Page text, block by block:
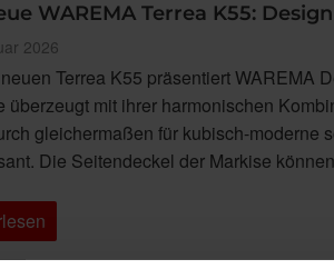
WAREMA Terrea K55:
2026
Terrea K55 präsentiert WAREMA
überzeugt mit ihrer harmonischen
gleichermaßen für kubisch-moderne
Die Seitendeckel der Markise